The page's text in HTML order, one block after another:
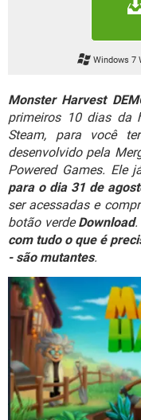
INSTAGRAM
GUIA DE COMPRAS
Windows 7
Monster Harvest
primeiros 10 dias da
Steam, para você
desenvolvido pela
Powered Games. Ele
para o dia 31 de
ser acessadas e
botão verdeDownload.
com tudo o que é
- são mutantes.